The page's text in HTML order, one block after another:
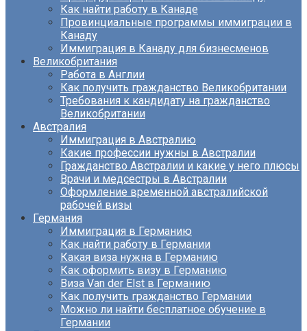
Как найти работу в Канаде
Провинциальные программы иммиграции в
Канаду
Иммиграция в Канаду для бизнесменов
Великобритания
Работа в Англии
Как получить гражданство Великобритании
Требования к кандидату на гражданство
Великобритании
Австралия
Иммиграция в Австралию
Какие профессии нужны в Австралии
Гражданство Австралии и какие у него плюсы
Врачи и медсестры в Австралии
Оформление временной австралийской
рабочей визы
Германия
Иммиграция в Германию
Как найти работу в Германии
Какая виза нужна в Германию
Как оформить визу в Германию
Виза Van der Elst в Германию
Как получить гражданство Германии
Можно ли найти бесплатное обучение в
Германии